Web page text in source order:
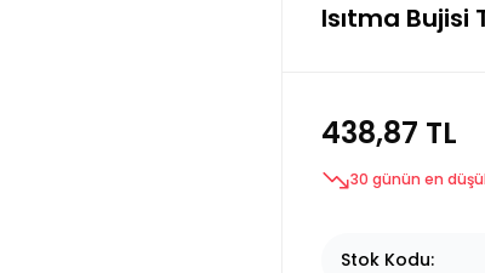
Isıtma Bujisi
438,87 TL
30 günün en
Stok Kodu